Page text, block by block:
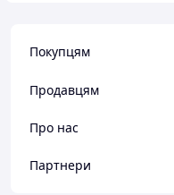
Покупцям
Продавцям
Про нас
Партнери